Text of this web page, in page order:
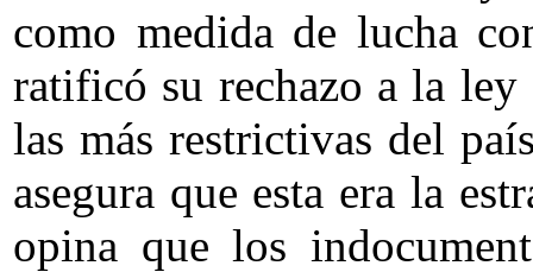
como medida de lucha
ratificó su rechazo a la
las más restrictivas del
asegura que esta era la
opina que los